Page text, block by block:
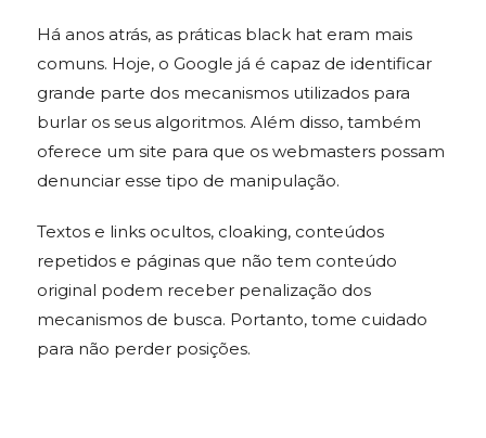
Há anos atrás, as práticas black hat eram mais
comuns. Hoje, o Google já é capaz de identificar
grande parte dos mecanismos utilizados para
burlar os seus algoritmos. Além disso, também
oferece um site para que os webmasters possam
denunciar esse tipo de manipulação.
Textos e links ocultos, cloaking, conteúdos
repetidos e páginas que não tem conteúdo
original podem receber penalização dos
mecanismos de busca. Portanto, tome cuidado
para não perder posições.